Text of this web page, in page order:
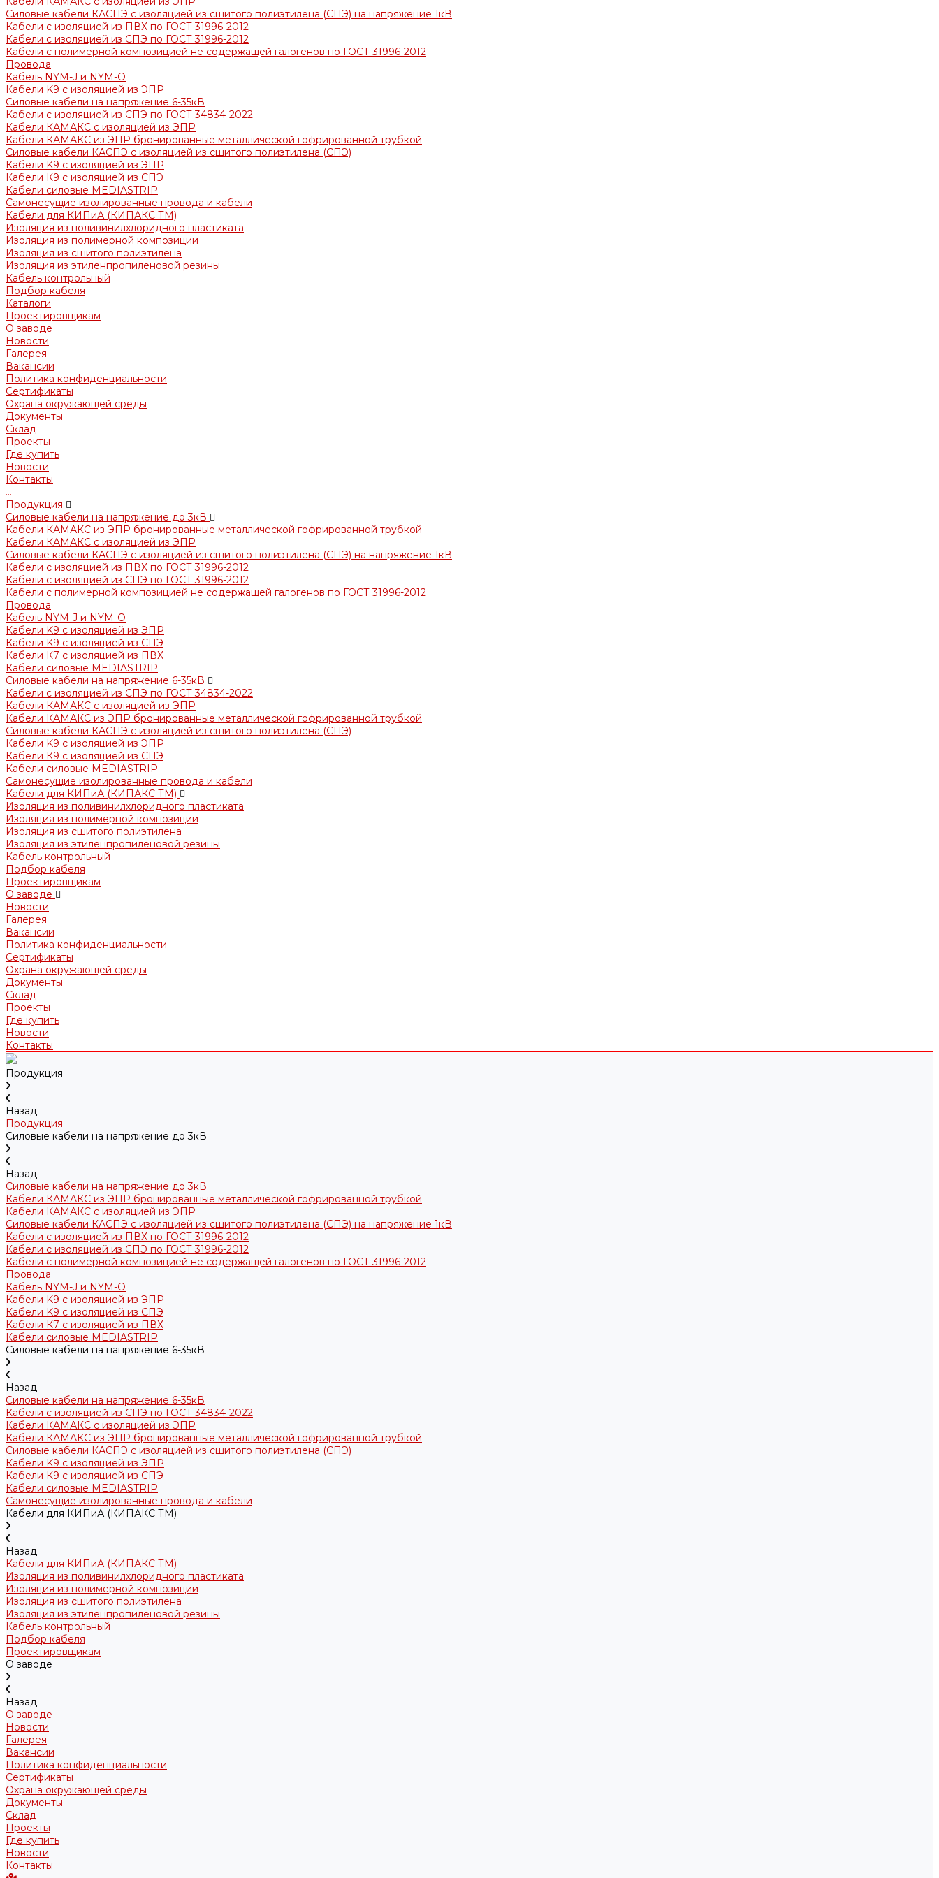
Силовые кабели КАСПЭ с изоляцией из сшитого полиэтилена (СПЭ) на напряжение 1кВ
Кабели с изоляцией из ПВХ по ГОСТ 31996-2012
Кабели с изоляцией из СПЭ по ГОСТ 31996-2012
Кабели с полимерной композицией не содержащей галогенов по ГОСТ 31996-2012
Провода
Кабель NYM-J и NYM-O
Кабели K9 с изоляцией из ЭПР
Силовые кабели на напряжение 6-35кВ
Кабели с изоляцией из СПЭ по ГОСТ 34834-2022
Кабели КАМАКС с изоляцией из ЭПР
Кабели КАМАКС из ЭПР бронированные металлической гофрированной трубкой
Силовые кабели КАСПЭ с изоляцией из сшитого полиэтилена (СПЭ)
Кабели K9 с изоляцией из ЭПР
Кабели К9 с изоляцией из СПЭ
Кабели силовые MEDIASTRIP
Самонесущие изолированные провода и кабели
Кабели для КИПиА (КИПАКС ТМ)
Изоляция из поливинилхлоридного пластиката
Изоляция из полимерной композиции
Изоляция из сшитого полиэтилена
Изоляция из этиленпропиленовой резины
Кабель контрольный
Подбор кабеля
Каталоги
Проектировщикам
О заводе
Новости
Галерея
Вакансии
Политика конфиденциальности
Сертификаты
Охрана окружающей среды
Документы
Склад
Проекты
Где купить
Новости
Контакты
...
Продукция
Силовые кабели на напряжение до 3кВ
Кабели КАМАКС из ЭПР бронированные металлической гофрированной трубкой
Кабели КАМАКС с изоляцией из ЭПР
Силовые кабели КАСПЭ с изоляцией из сшитого полиэтилена (СПЭ) на напряжение 1кВ
Кабели с изоляцией из ПВХ по ГОСТ 31996-2012
Кабели с изоляцией из СПЭ по ГОСТ 31996-2012
Кабели с полимерной композицией не содержащей галогенов по ГОСТ 31996-2012
Провода
Кабель NYM-J и NYM-O
Кабели K9 с изоляцией из ЭПР
Кабели K9 с изоляцией из СПЭ
Кабели К7 с изоляцией из ПВХ
Кабели силовые MEDIASTRIP
Силовые кабели на напряжение 6-35кВ
Кабели с изоляцией из СПЭ по ГОСТ 34834-2022
Кабели КАМАКС с изоляцией из ЭПР
Кабели КАМАКС из ЭПР бронированные металлической гофрированной трубкой
Силовые кабели КАСПЭ с изоляцией из сшитого полиэтилена (СПЭ)
Кабели K9 с изоляцией из ЭПР
Кабели К9 с изоляцией из СПЭ
Кабели силовые MEDIASTRIP
Самонесущие изолированные провода и кабели
Кабели для КИПиА (КИПАКС ТМ)
Изоляция из поливинилхлоридного пластиката
Изоляция из полимерной композиции
Изоляция из сшитого полиэтилена
Изоляция из этиленпропиленовой резины
Кабель контрольный
Подбор кабеля
Проектировщикам
О заводе
Новости
Галерея
Вакансии
Политика конфиденциальности
Сертификаты
Охрана окружающей среды
Документы
Склад
Проекты
Где купить
Новости
Контакты
Продукция
Назад
Продукция
Силовые кабели на напряжение до 3кВ
Назад
Силовые кабели на напряжение до 3кВ
Кабели КАМАКС из ЭПР бронированные металлической гофрированной трубкой
Кабели КАМАКС с изоляцией из ЭПР
Силовые кабели КАСПЭ с изоляцией из сшитого полиэтилена (СПЭ) на напряжение 1кВ
Кабели с изоляцией из ПВХ по ГОСТ 31996-2012
Кабели с изоляцией из СПЭ по ГОСТ 31996-2012
Кабели с полимерной композицией не содержащей галогенов по ГОСТ 31996-2012
Провода
Кабель NYM-J и NYM-O
Кабели K9 с изоляцией из ЭПР
Кабели K9 с изоляцией из СПЭ
Кабели К7 с изоляцией из ПВХ
Кабели силовые MEDIASTRIP
Силовые кабели на напряжение 6-35кВ
Назад
Силовые кабели на напряжение 6-35кВ
Кабели с изоляцией из СПЭ по ГОСТ 34834-2022
Кабели КАМАКС с изоляцией из ЭПР
Кабели КАМАКС из ЭПР бронированные металлической гофрированной трубкой
Силовые кабели КАСПЭ с изоляцией из сшитого полиэтилена (СПЭ)
Кабели K9 с изоляцией из ЭПР
Кабели К9 с изоляцией из СПЭ
Кабели силовые MEDIASTRIP
Самонесущие изолированные провода и кабели
Кабели для КИПиА (КИПАКС ТМ)
Назад
Кабели для КИПиА (КИПАКС ТМ)
Изоляция из поливинилхлоридного пластиката
Изоляция из полимерной композиции
Изоляция из сшитого полиэтилена
Изоляция из этиленпропиленовой резины
Кабель контрольный
Подбор кабеля
Проектировщикам
О заводе
Назад
О заводе
Новости
Галерея
Вакансии
Политика конфиденциальности
Сертификаты
Охрана окружающей среды
Документы
Склад
Проекты
Где купить
Новости
Контакты